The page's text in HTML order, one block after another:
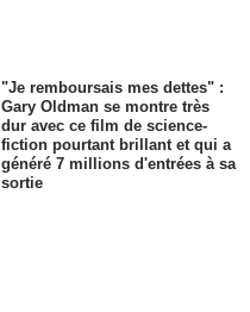
"Je remboursais mes dettes" :
Gary Oldman se montre très
dur avec ce film de science-
fiction pourtant brillant et qui a
généré 7 millions d'entrées à sa
sortie